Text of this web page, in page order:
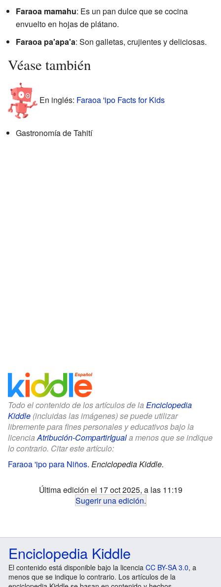
Faraoa mamahu: Es un pan dulce que se cocina
envuelto en hojas de plátano.
Faraoa pa'apa'a: Son galletas, crujientes y deliciosas.
Véase también
En inglés: Faraoa 'ipo Facts for Kids
Gastronomía de Tahití
Todo el contenido de los artículos de la Enciclopedia
Kiddle (incluidas las imágenes) se puede utilizar
libremente para fines personales y educativos bajo la
licenciaAtribución-CompartirIguala menos que se indique
lo contrario. Citar este artículo:
Faraoa 'ipo para Niños. Enciclopedia Kiddle.
Última edición el 17 oct 2025, a las 11:19
Sugerir una edición.
Enciclopedia Kiddle
El contenido está disponible bajo la licencia CC BY-SA 3.0, a
menos que se indique lo contrario. Los artículos de la